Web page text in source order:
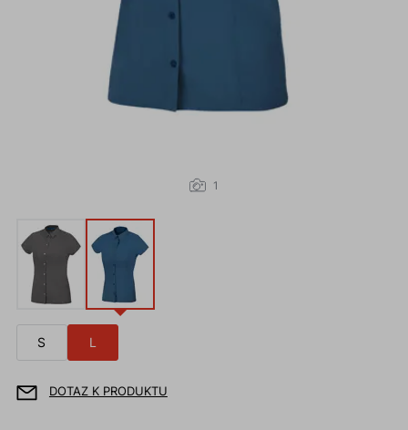
1
S L
DOTAZ K PRODUKTU